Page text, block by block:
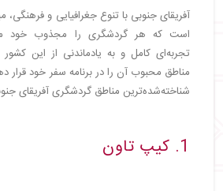
آفریقای جنوبی با تنوع جغرافیایی و فرهنگی،
است که هر گردشگری را مجذوب خود
تجربه‌ای کامل و به یادماندنی از این کشور
مناطق محبوب آن را در برنامه سفر خود قرار
شناخته‌شده‌ترین مناطق گردشگری آفریقای
1. کیپ تاون